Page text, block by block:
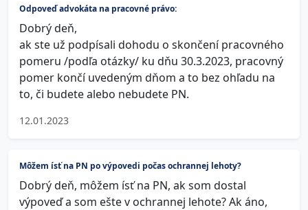
Odpoveď advokáta na pracovné právo:
Dobrý deň,
ak ste už podpísali dohodu o skončení pracovného
pomeru /podľa otázky/ ku dňu 30.3.2023, pracovný
pomer končí uvedeným dňom a to bez ohľadu na
to, či budete alebo nebudete PN.
12.01.2023
Môžem ísť na PN po výpovedi počas ochrannej lehoty?
Dobrý deň, môžem ísť na PN, ak som dostal
výpoveď a som ešte v ochrannej lehote? Ak áno,